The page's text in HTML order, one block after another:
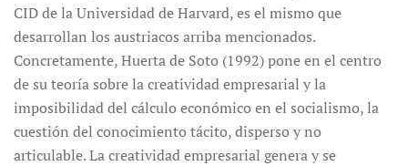
CID de la Universidad de Harvard, es el mismo que
desarrollan los austriacos arriba mencionados.
Concretamente, Huerta de Soto (1992) pone en el centro
de su teoría sobre la creatividad empresarial y la
imposibilidad del cálculo económico en el socialismo, la
cuestión del conocimiento tácito, disperso y no
articulable. La creatividad empresarial genera y se